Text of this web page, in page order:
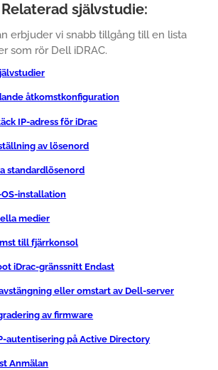
Relaterad självstudie:
erbjuder vi snabb tillgång till en lista
som rör Dell iDRAC.
åtkomstkonfiguration
IP-adress för iDrac
av lösenord
standardlösenord
OS-installation
medier
till fjärrkonsol
iDrac-gränssnitt Endast
eller omstart av Dell-server
av firmware
autentisering på Active Directory
Anmälan